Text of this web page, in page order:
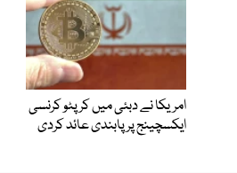
امریکا نے دبئی میں کرپٹو کرنسی
ایکسچینج پر پابندی عائد کردی